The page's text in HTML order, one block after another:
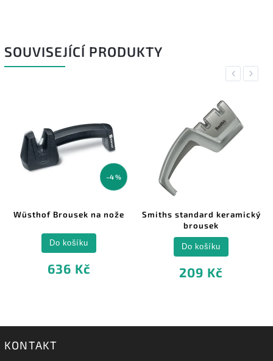
SOUVISEJÍCÍ PRODUKTY
Previous
–4 %
Wüsthof Brousek na nože
636 Kč
Do košíku
Smiths standard keramický
brousek
209 Kč
Do košíku
Next
KONTAKT